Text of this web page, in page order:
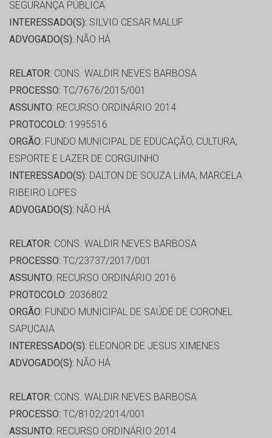
SEGURANÇA PÚBLICA
INTERESSADO(S): SILVIO CESAR MALUF
ADVOGADO(S): NÃO HÁ
RELATOR: CONS. WALDIR NEVES BARBOSA
PROCESSO: TC/7676/2015/001
ASSUNTO: RECURSO ORDINÁRIO 2014
PROTOCOLO: 1995516
ORGÃO: FUNDO MUNICIPAL DE EDUCAÇÃO, CULTURA,
ESPORTE E LAZER DE CORGUINHO
INTERESSADO(S): DALTON DE SOUZA LIMA, MARCELA
RIBEIRO LOPES
ADVOGADO(S): NÃO HÁ
RELATOR: CONS. WALDIR NEVES BARBOSA
PROCESSO: TC/23737/2017/001
ASSUNTO: RECURSO ORDINÁRIO 2016
PROTOCOLO: 2036802
ORGÃO: FUNDO MUNICIPAL DE SAÚDE DE CORONEL
SAPUCAIA
INTERESSADO(S): ELEONOR DE JESUS XIMENES
ADVOGADO(S): NÃO HÁ
RELATOR: CONS. WALDIR NEVES BARBOSA
PROCESSO: TC/8102/2014/001
ASSUNTO: RECURSO ORDINÁRIO 2014